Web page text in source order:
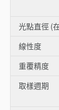
光點直徑 (
線性度
重覆精度
取樣週期